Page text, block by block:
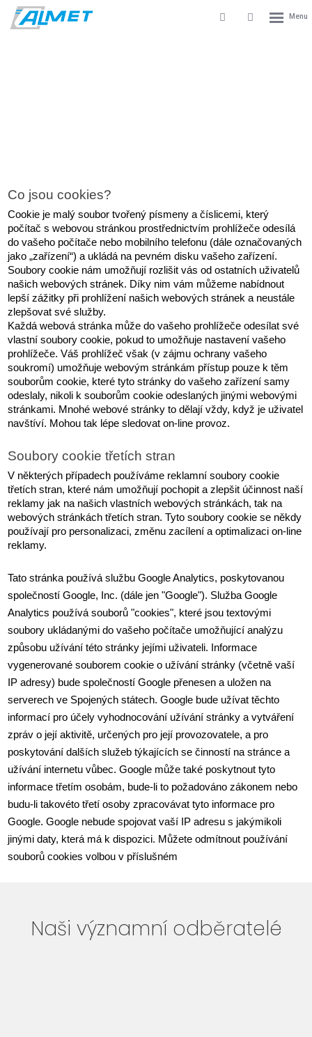
Vyhledávání
Přihlášení
Co jsou cookies?
Cookie je malý soubor tvořený písmeny a číslicemi, který
počítač s webovou stránkou prostřednictvím prohlížeče odesílá
do vašeho počítače nebo mobilního telefonu (dále označovaných
jako „zařízení“) a ukládá na pevném disku vašeho zařízení.
Soubory cookie nám umožňují rozlišit vás od ostatních uživatelů
našich webových stránek. Díky nim vám můžeme nabídnout
lepší zážitky při prohlížení našich webových stránek a neustále
zlepšovat své služby.
Každá webová stránka může do vašeho prohlížeče odesílat své
vlastní soubory cookie, pokud to umožňuje nastavení vašeho
prohlížeče. Váš prohlížeč však (v zájmu ochrany vašeho
soukromí) umožňuje webovým stránkám přístup pouze k těm
souborům cookie, které tyto stránky do vašeho zařízení samy
odeslaly, nikoli k souborům cookie odeslaných jinými webovými
stránkami. Mnohé webové stránky to dělají vždy, když je uživatel
navštíví. Mohou tak lépe sledovat on-line provoz.
Soubory cookie třetích stran
V některých případech používáme reklamní soubory cookie
třetích stran, které nám umožňují pochopit a zlepšit účinnost naší
reklamy jak na našich vlastních webových stránkách, tak na
webových stránkách třetích stran. Tyto soubory cookie se někdy
používají pro personalizaci, změnu zacílení a optimalizaci on-line
reklamy.
Tato stránka používá službu Google Analytics, poskytovanou
společností Google, Inc. (dále jen "Google"). Služba Google
Analytics používá souborů "cookies", které jsou textovými
soubory ukládanými do vašeho počítače umožňující analýzu
způsobu užívání této stránky jejími uživateli. Informace
vygenerované souborem cookie o užívání stránky (včetně vaší
IP adresy) bude společností Google přenesen a uložen na
serverech ve Spojených státech. Google bude užívat těchto
informací pro účely vyhodnocování užívání stránky a vytváření
zpráv o její aktivitě, určených pro její provozovatele, a pro
poskytování dalších služeb týkajících se činností na stránce a
užívání internetu vůbec. Google může také poskytnout tyto
informace třetím osobám, bude-li to požadováno zákonem nebo
budu-li takovéto třetí osoby zpracovávat tyto informace pro
Google. Google nebude spojovat vaší IP adresu s jakýmikoli
jinými daty, která má k dispozici. Můžete odmítnout používání
souborů cookies volbou v příslušném
Naši významní odběratelé